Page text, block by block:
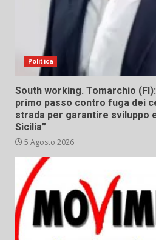
Politica
South working. Tomarchio
primo passo contro fuga dei
strada per garantire sviluppo
Sicilia”
5 Agosto 2026